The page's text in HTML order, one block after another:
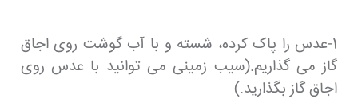
1-عدس را پاک کرده، شسته و با آب گوشت روی اجاق
گاز می گذاریم.(سیب زمینی می توانید با عدس روی
اجاق گاز بگذارید.)